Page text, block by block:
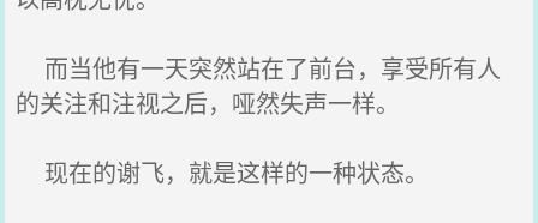
而当他有一天突然站在了前台，享受所有人
的关注和注视之后，哑然失声一样。
现在的谢飞，就是这样的一种状态。